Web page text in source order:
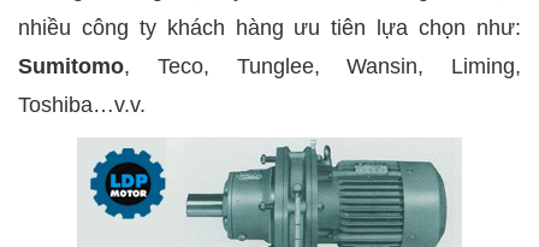
nhiều công ty khách hàng ưu tiên lựa chọn như:
Sumitomo, Teco, Tunglee, Wansin, Liming,
Toshiba…v.v.